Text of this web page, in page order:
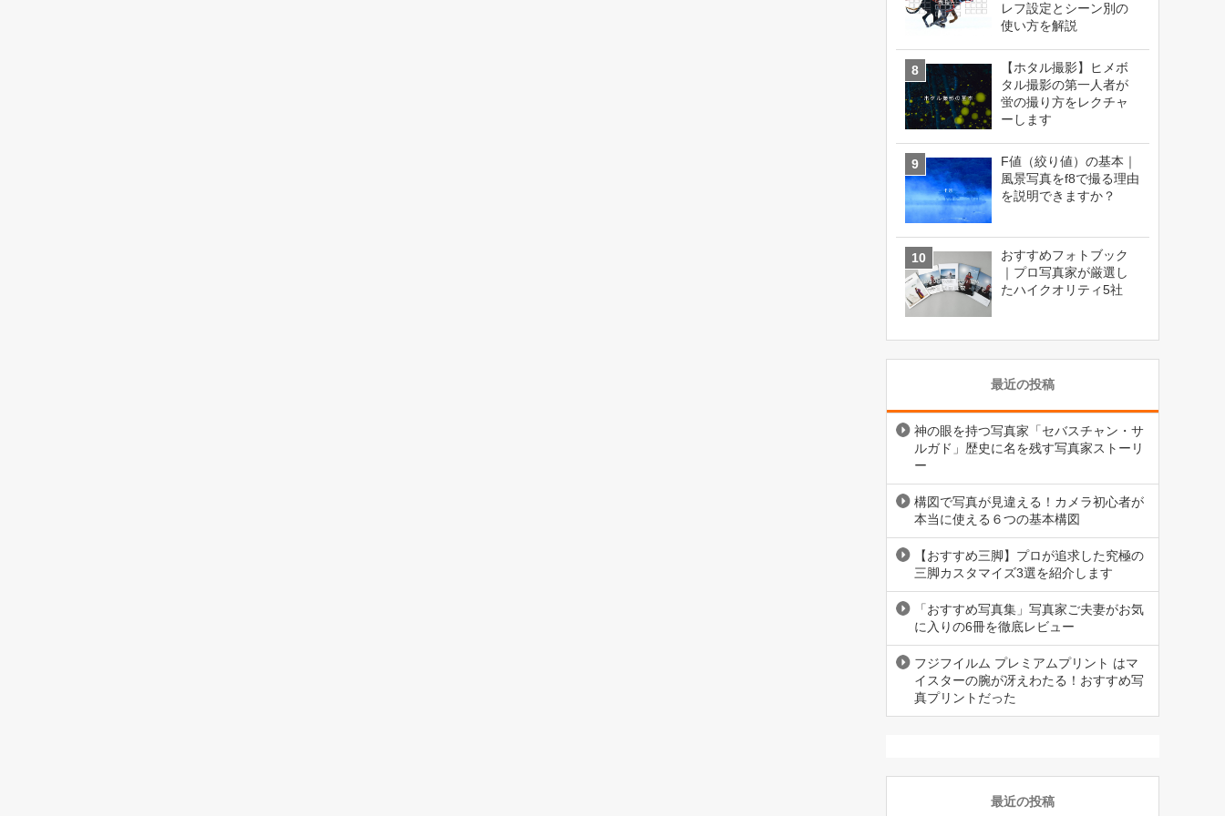
レフ設定とシーン別の
使い方を解説
【ホタル撮影】ヒメボ
タル撮影の第一人者が
蛍の撮り方をレクチャ
ーします
F値（絞り値）の基本｜
風景写真をf8で撮る理由
を説明できますか？
おすすめフォトブック
｜プロ写真家が厳選し
たハイクオリティ5社
最近の投稿
神の眼を持つ写真家「セバスチャン・サ
ルガド」歴史に名を残す写真家ストーリ
ー
構図で写真が見違える！カメラ初心者が
本当に使える６つの基本構図
【おすすめ三脚】プロが追求した究極の
三脚カスタマイズ3選を紹介します
「おすすめ写真集」写真家ご夫妻がお気
に入りの6冊を徹底レビュー
フジフイルム プレミアムプリント はマ
イスターの腕が冴えわたる！おすすめ写
真プリントだった
最近の投稿